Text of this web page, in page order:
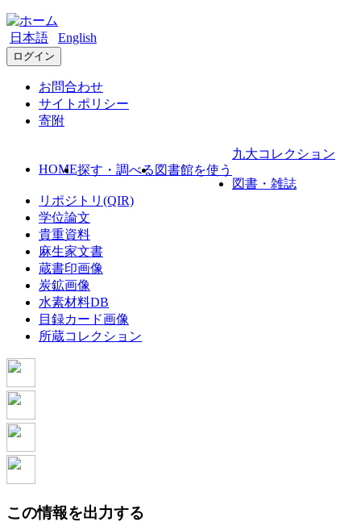
日本語 English
ログイン
お問合わせ
サイトポリシー
寄附
HOME探す・調べる 図書館を使う
九大コレクション
図書・雑誌
リポジトリ(QIR)
学位論文
貴重資料
麻生家文書
蔵書印画像
炭鉱画像
水素材料DB
目録カード画像
所蔵コレクション
この情報を出力する